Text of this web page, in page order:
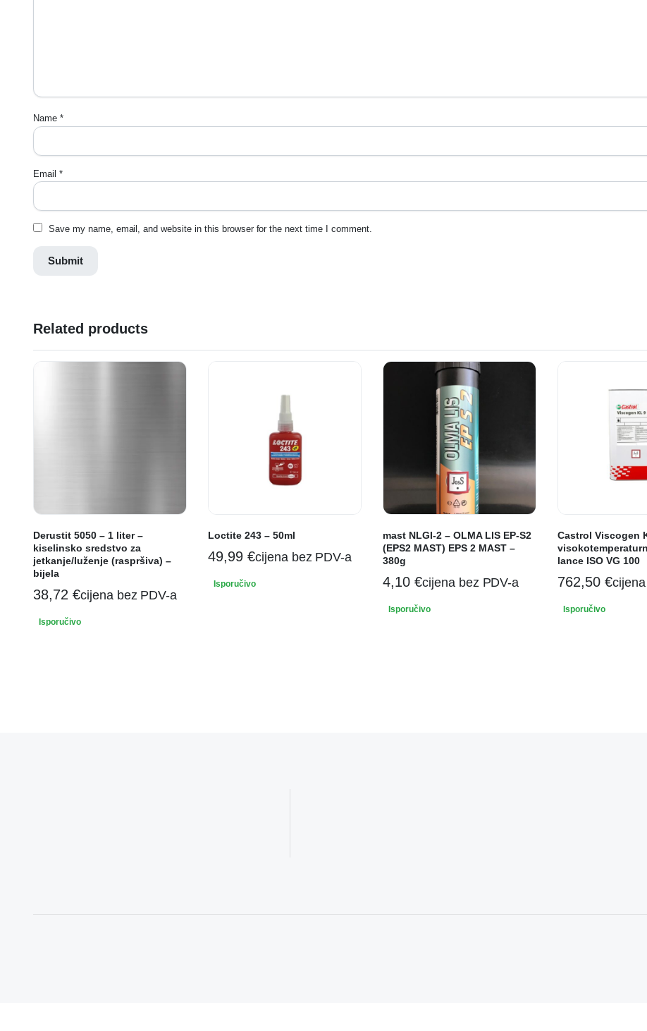
Name *
Email *
Save my name, email, and website in this browser for the next time I comment.
Related products
Derustit 5050 – 1 liter –
kiselinsko sredstvo za
jetkanje/luženje (raspršiva) –
bijela
38,72 €cijena bez PDV-a
Isporučivo
Loctite 243 – 50ml
49,99 €cijena bez PDV-a
Isporučivo
mast NLGI-2 – OLMA LIS EP-S2
(EPS2 MAST) EPS 2 MAST –
380g
4,10 €cijena bez PDV-a
Isporučivo
Castrol Viscogen
lance ISO VG 100
762,50 €
Isporučivo